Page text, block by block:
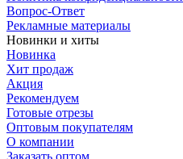
Вопрос-Ответ
Рекламные материалы
Новинки и хиты
Новинка
Хит продаж
Акция
Рекомендуем
Готовые отрезы
Оптовым покупателям
О компании
Заказать оптом